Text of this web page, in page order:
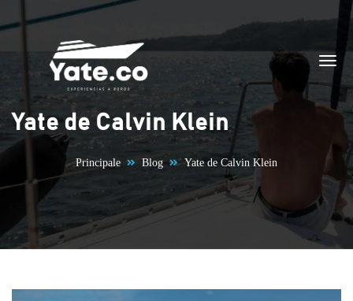
Vai al contenuto
Yate de Calvin Klein
Principale Blog Yate de Calvin Klein